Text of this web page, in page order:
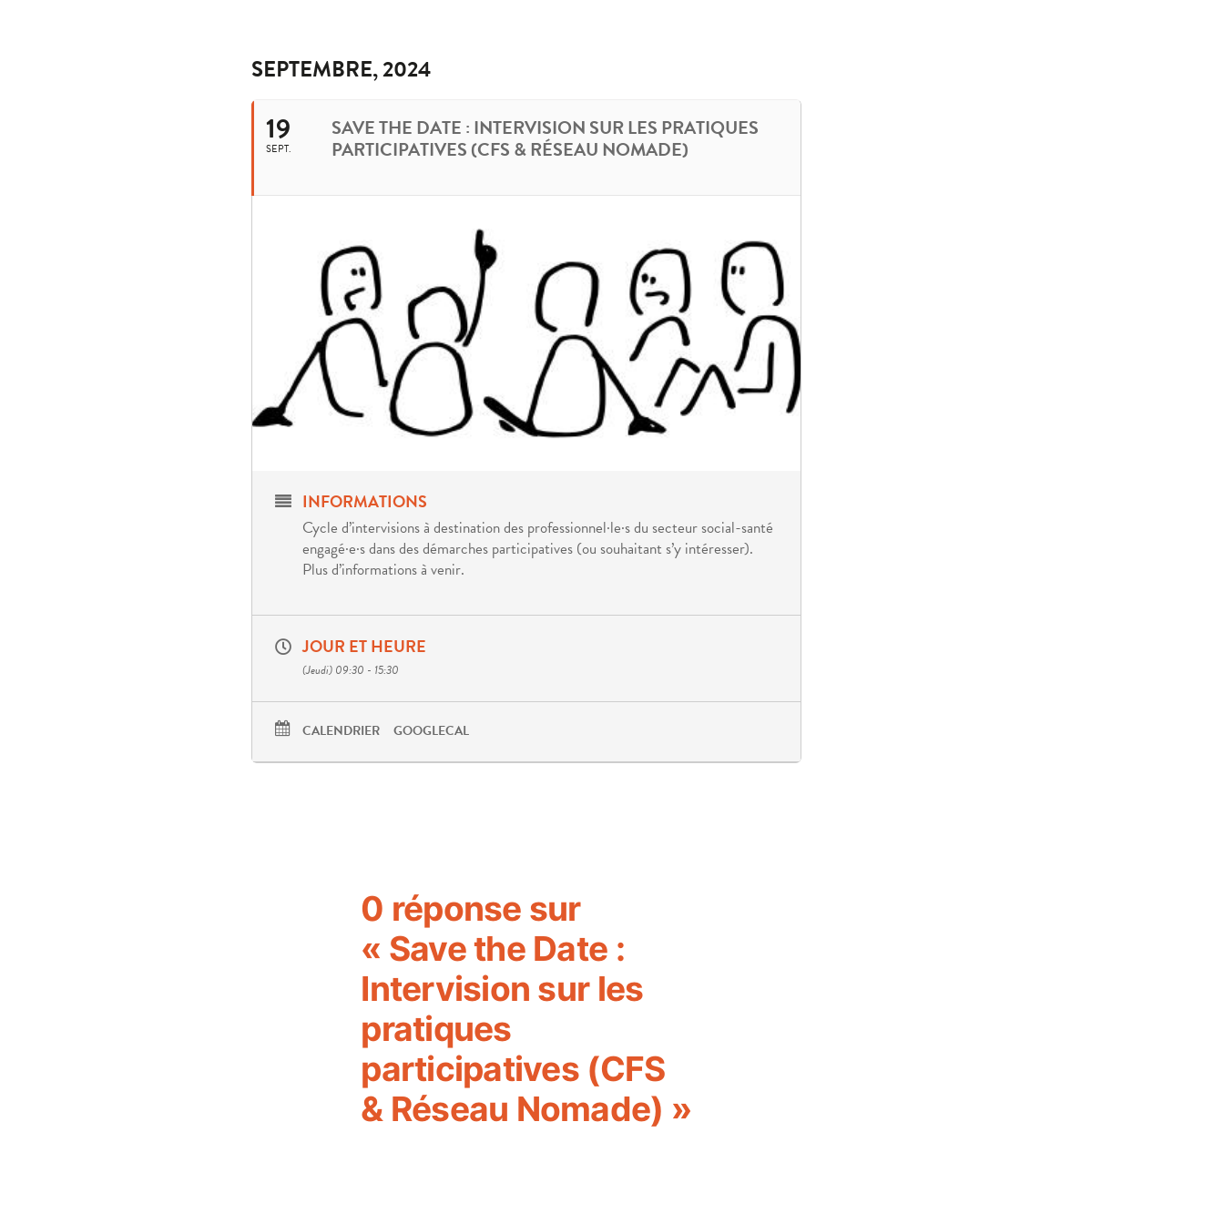
SEPTEMBRE, 2024
19
SEPT.
SAVE THE DATE : INTERVISION SUR LES PRATIQUES
PARTICIPATIVES (CFS & RÉSEAU NOMADE)
INFORMATIONS
Cycle d’intervisions à destination des professionnel·le·s du secteur social-santé
engagé·e·s dans des démarches participatives (ou souhaitant s’y intéresser).
Plus d’informations à venir.
JOUR ET HEURE
(Jeudi) 09:30 - 15:30
CALENDRIER GOOGLECAL
0 réponse sur
« Save the Date :
Intervision sur les
pratiques
participatives (CFS
& Réseau Nomade) »